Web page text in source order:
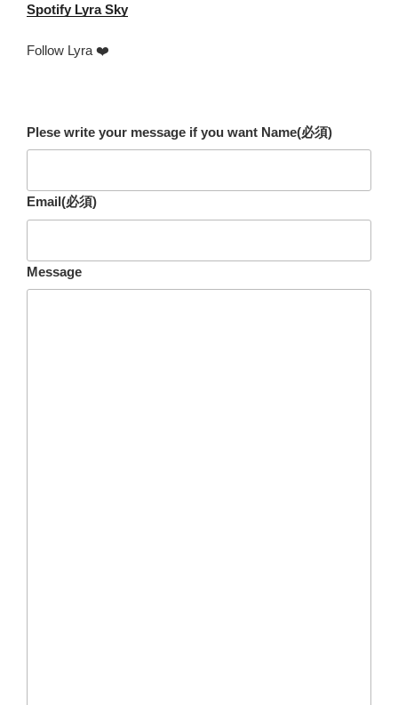
Spotify Lyra Sky
Follow Lyra ❤️
Plese write your message if you want Name(必須)
Email(必須)
Message